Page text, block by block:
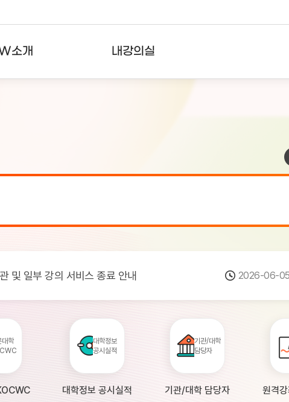
소개 내강의실
비스 점검 안내(7월 24일 19:00 ~ 7월... 2026-07-
및 일부 강의 서비스 종료 안내 2026-06-
공시 대학의 원격강좌 현황 조사 안내(자주묻... 2026-04-
대학
대학정보
공시실적
대학정보 공시실적
기관/대학
담당자
기관/대학 담당자 원격